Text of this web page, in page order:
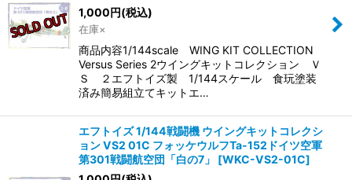
1,000円(税込)
在庫×
商品内容1/144scale WING KIT COLLECTION
Versus Series 2ウイングキットコレクション Ｖ
Ｓ ２エフトイズ製 1/144スケール 食玩塗装
済み簡易組立てキットエ…
エフトイズ 1/144戦闘機 ウイングキットコレクシ
ョン VS2 01C フォッケウルフTa-152ドイツ空軍
第301戦闘航空団「白の7」
[WKC-VS2-01C]